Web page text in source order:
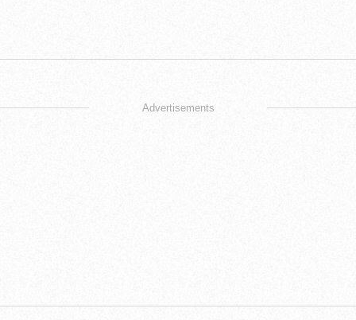
Advertisements